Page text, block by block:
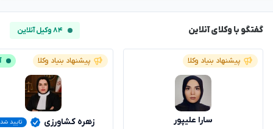
گفتگو با وکلای آنلاین ۸۴ وکیل آنلاین
پیشنهاد بنیاد وکلا
سارا علیپور
پیشنهاد بنیاد وکلا
زهره کشاورزی
تایید